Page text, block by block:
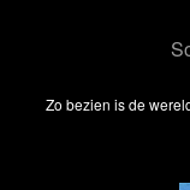
Zo bezien is de